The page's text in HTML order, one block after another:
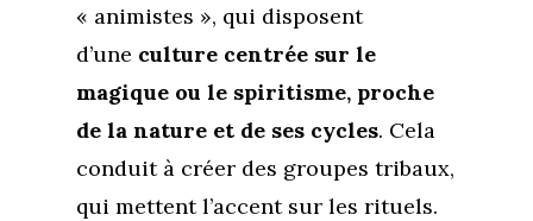
« animistes », qui disposent
d’une culture centrée sur le
magique ou le spiritisme, proche
de la nature et de ses cycles. Cela
conduit à créer des groupes tribaux,
qui mettent l’accent sur les rituels.